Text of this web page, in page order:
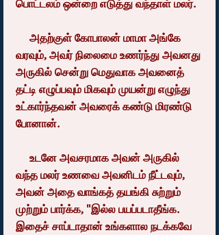
பொட்டலம் ஒன்றை எடுத்து வந்தாள் மலர்.
வரவும், அவர் நிலைமை உணர்ந்து அவனது
அருகில் சென்று மெதுவாக அவனைத்
தட்டி எழுப்பவும் மிகவும் முயன்று எழுந்து
உட்கார்ந்தவன் அவரைக் கண்டு மிரண்டு
போனான்.
வந்த மலர் உணவை அவனிடம் நீட்டவும்,
அவன் அதை வாங்கத் தயங்கி சுற்றும்
முற்றும் பார்க்க, "இல்ல பயப்படாதீங்க.
இதைச் சாப்டாதான் உங்களால நடக்கவே